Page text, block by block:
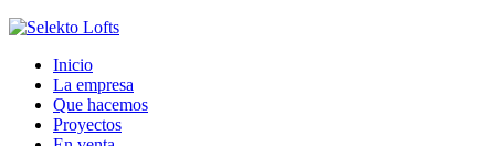
Inicio
La empresa
Que hacemos
Proyectos